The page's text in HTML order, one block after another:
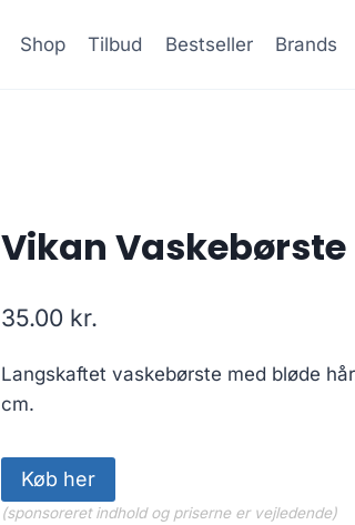
Shop Tilbud Bestseller Brands
Vikan
35.00 kr.
Langskaftet vaskebørste med bløde
cm.
Køb her
(sponsoreret indhold og priserne er vejledende)